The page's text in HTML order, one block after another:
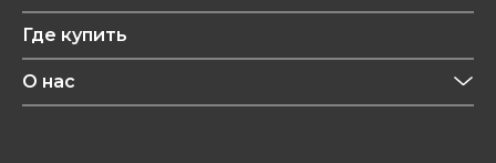
Уход за волосами
Красота и здоровье
Уход за домом
Рецепты
Где купить
О нас